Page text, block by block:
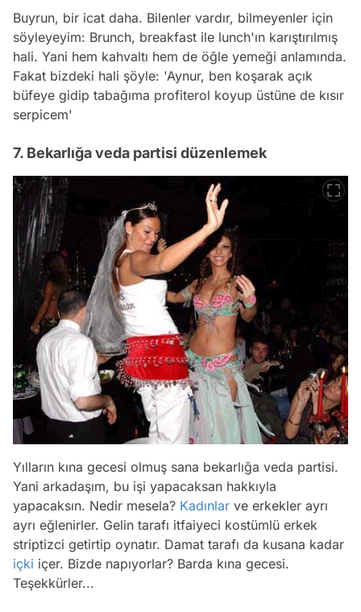
Buyrun, bir icat daha. Bilenler vardır, bilmeyenler için
söyleyeyim: Brunch, breakfast ile lunch'ın karıştırılmış
hali. Yani hem kahvaltı hem de öğle yemeği anlamında.
Fakat bizdeki hali şöyle: 'Aynur, ben koşarak açık
büfeye gidip tabağıma profiterol koyup üstüne de kısır
serpicem'
7. Bekarlığa veda partisi düzenlemek
Yılların kına gecesi olmuş sana bekarlığa veda partisi.
Yani arkadaşım, bu işi yapacaksan hakkıyla
yapacaksın. Nedir mesela? Kadınlar ve erkekler ayrı
ayrı eğlenirler. Gelin tarafı itfaiyeci kostümlü erkek
striptizci getirtip oynatır. Damat tarafı da kusana kadar
içki içer. Bizde napıyorlar? Barda kına gecesi.
Teşekkürler...